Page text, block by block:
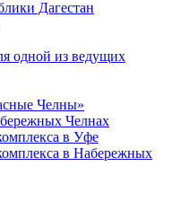
Дагестан
одной из ведущих
Челны»
Челнах
в Уфе
в Набережных